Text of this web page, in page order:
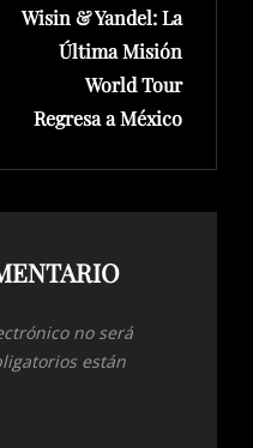
Post
Wisin & Yandel: La
Última Misión
World Tour
Regresa a México
no será
están